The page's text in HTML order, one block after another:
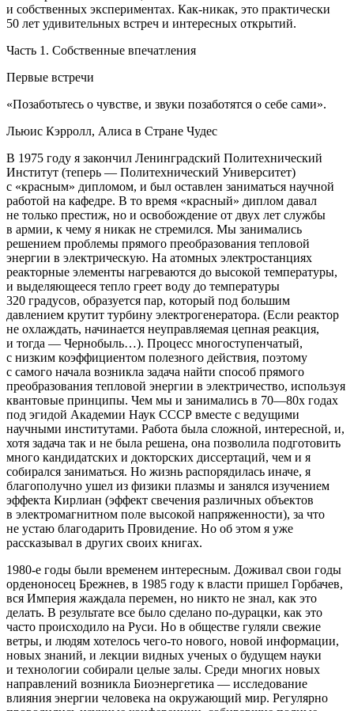
и собственных экспериментах. Как-никак, это практически
50 лет удивительных встреч и интересных открытий.
Часть 1. Собственные впечатления
Первые встречи
«Позаботьтесь о чувстве, и звуки позаботятся о себе сами».
Льюис Кэрролл, Алиса в Стране Чудес
В 1975 году я закончил Ленинградский Политехнический
Институт (теперь — Политехнический Университет)
с «красным» дипломом, и был оставлен заниматься научной
работой на кафедре. В то время «красный» диплом давал
не только престиж, но и освобождение от двух лет службы
в армии, к чему я никак не стремился. Мы занимались
решением проблемы прямого преобразования тепловой
энергии в электрическую. На атомных электростанциях
реакторные элементы нагреваются до высокой температуры,
и выделяющееся тепло греет воду до температуры
320 градусов, образуется пар, который под большим
давлением крутит турбину электрогенератора. (Если реактор
не охлаждать, начинается неуправляемая цепная реакция,
и тогда — Чернобыль…). Процесс многоступенчатый,
с низким коэффициентом полезного действия, поэтому
с самого начала возникла задача найти способ прямого
преобразования тепловой энергии в электричество, используя
квантовые принципы. Чем мы и занимались в 70—80х годах
под эгидой Академии Наук СССР вместе с ведущими
научными институтами. Работа была сложной, интересной, и,
хотя задача так и не была решена, она позволила подготовить
много кандидатских и докторских диссертаций, чем и я
собирался заниматься. Но жизнь распорядилась иначе, я
благополучно ушел из физики плазмы и занялся изучением
эффекта Кирлиан (эффект свечения различных объектов
в электромагнитном поле высокой напряженности), за что
не устаю благодарить Провидение. Но об этом я уже
рассказывал в других своих книгах.
1980-е годы были временем интересным. Доживал свои годы
орденоносец Брежнев, в 1985 году к власти пришел Горбачев,
вся Империя жаждала перемен, но никто не знал, как это
делать. В результате все было сделано по-дурацки, как это
часто происходило на Руси. Но в обществе гуляли свежие
ветры, и людям хотелось чего-то нового, новой информации,
новых знаний, и лекции видных ученых о будущем науки
и технологии собирали целые залы. Среди многих новых
направлений возникла Биоэнергетика — исследование
влияния энергии человека на окружающий мир. Регулярно